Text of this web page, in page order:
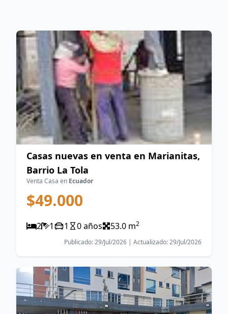
Casas nuevas en venta en Marianitas,
Barrio La Tola
Venta Casa en Ecuador
$49.000
2 1 1 0 años 53.0 m2
Publicado: 29/Jul/2026 | Actualizado: 29/Jul/2026